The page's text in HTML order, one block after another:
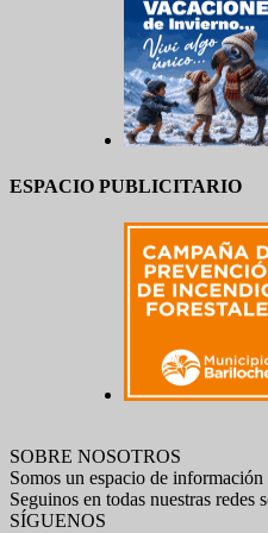
ESPACIO PUBLICITARIO
SOBRE NOSOTROS
Somos un espacio de
Seguinos en todas nuestras
SÍGUENOS